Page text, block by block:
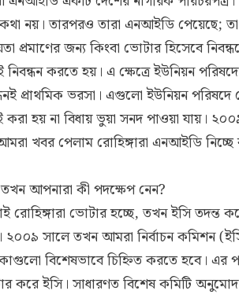
নয়। তারপরও তারা এনআইডি পেয়েছে;
প্রমাণের জন্য কিংবা ভোটার হিসেবে
করতে হয়। এ ক্ষেত্রে ইউনিয়ন
প্রাথমিক ভরসা। এগুলো ইউনিয়ন পরিষদে
হয় না বিধায় ভুয়া সনদ পাওয়া যায়।
খবর পেলাম রোহিঙ্গারা এনআইডি নিচ্ছে
আপনারা কী পদক্ষেপ নেন?
ভোটার হচ্ছে, তখন ইসি তদন্ত
২০০৯ সালে তখন আমরা নির্বাচন কমিশন
বিশেষভাবে চিহ্নিত করতে হবে। এর
করে ইসি। সাধারণত বিশেষ কমিটি